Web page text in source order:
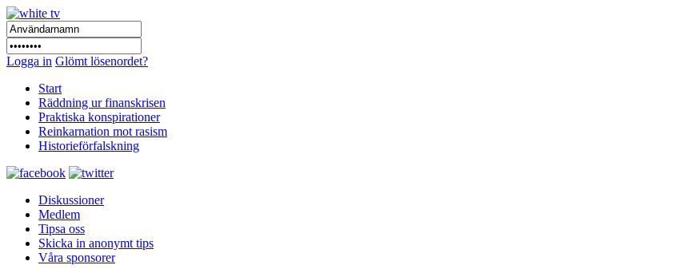
Logga in Glömt lösenordet?
Start
Räddning ur finanskrisen
Praktiska konspirationer
Reinkarnation mot rasism
Historieförfalskning
Diskussioner
Medlem
Tipsa oss
Skicka in anonymt tips
Våra sponsorer